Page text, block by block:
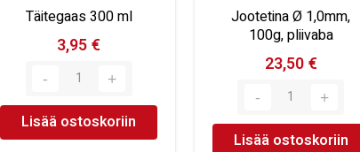
Täitegaas 300 ml
3,95 €
Lisää ostoskoriin
Jootetina Ø 1,0mm,
100g, pliivaba
23,50 €
Lisää ostoskoriin